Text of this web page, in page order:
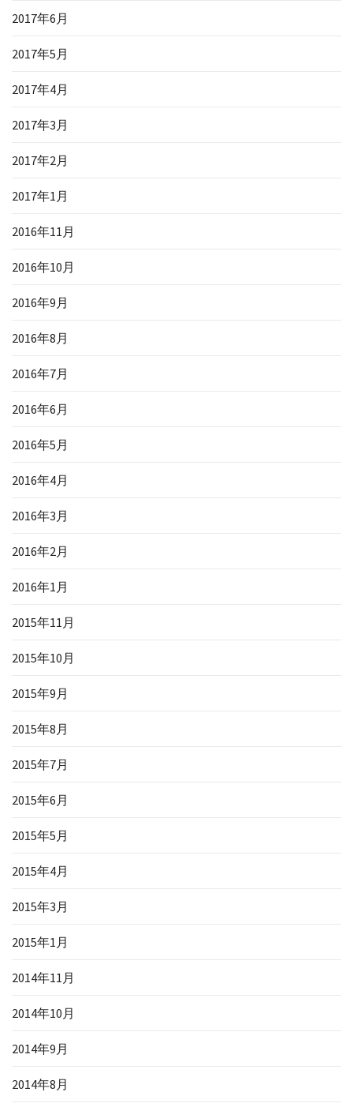
2017年6月
2017年5月
2017年4月
2017年3月
2017年2月
2017年1月
2016年11月
2016年10月
2016年9月
2016年8月
2016年7月
2016年6月
2016年5月
2016年4月
2016年3月
2016年2月
2016年1月
2015年11月
2015年10月
2015年9月
2015年8月
2015年7月
2015年6月
2015年5月
2015年4月
2015年3月
2015年1月
2014年11月
2014年10月
2014年9月
2014年8月